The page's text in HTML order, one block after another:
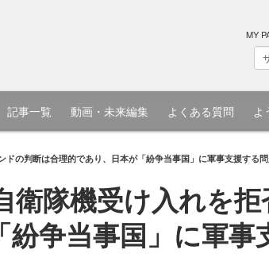
MY
記事一覧 動画・未来編集 よくある質問 よ
の判断は合理的であり、日本が「紛争当事国」に軍事支援する
隊機受け入れを
争当事国」に軍事